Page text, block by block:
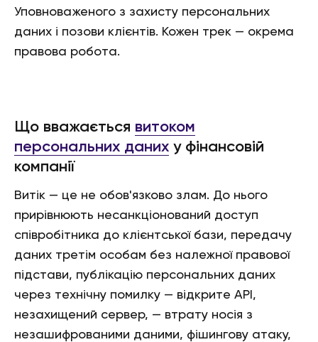
Уповноваженого з захисту персональних
даних і позови клієнтів. Кожен трек — окрема
правова робота.
Що вважається витоком
персональних даних у фінансовій
компанії
Витік — це не обов'язково злам. До нього
прирівнюють несанкціонований доступ
співробітника до клієнтської бази, передачу
даних третім особам без належної правової
підстави, публікацію персональних даних
через технічну помилку — відкрите API,
незахищений сервер, — втрату носія з
незашифрованими даними, фішингову атаку,